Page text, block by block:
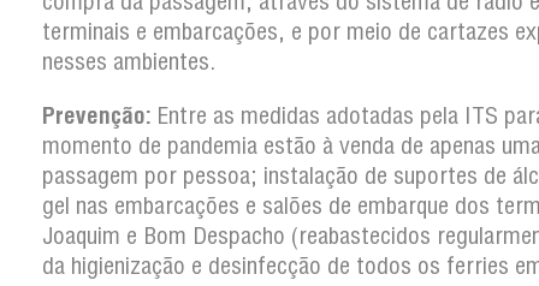
terminais e embarcações, e por meio de cartazes
nesses ambientes.
Prevenção: Entre as medidas adotadas pela ITS
momento de pandemia estão à venda de apenas
passagem por pessoa; instalação de suportes de
gel nas embarcações e salões de embarque dos
Joaquim e Bom Despacho (reabastecidos
da higienização e desinfecção de todos os ferries